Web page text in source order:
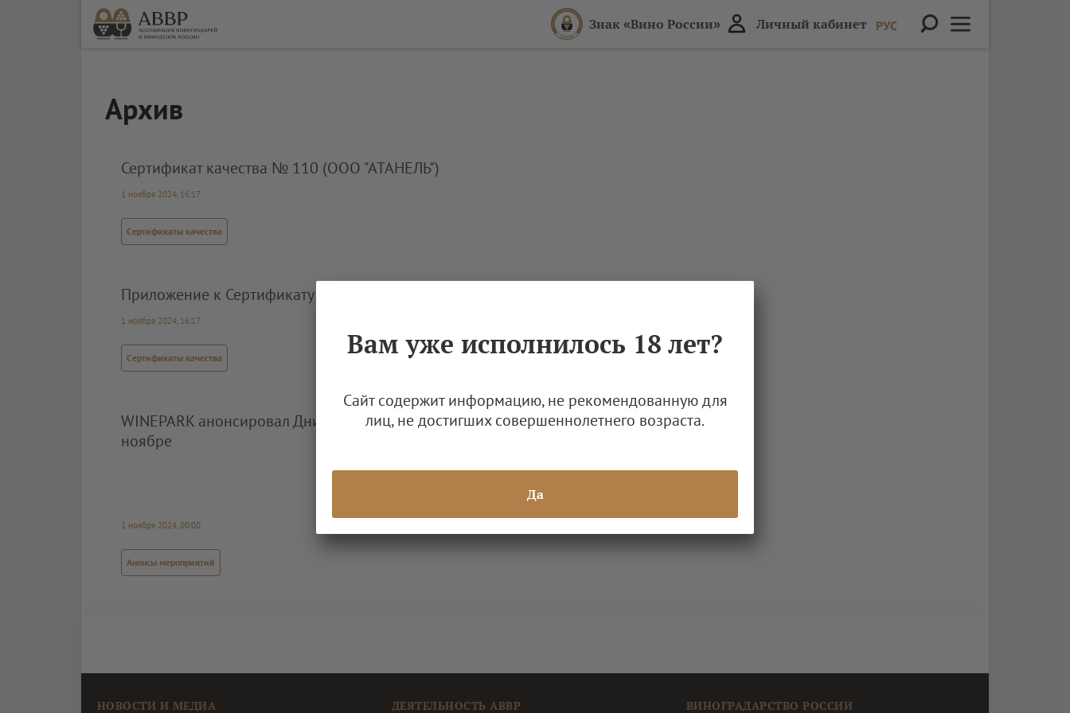
Знак «Вино России» Личный кабинет РУС
Архив
Сертификат качества № 110 (ООО "АТАНЕЛЬ")
1 ноября 2024, 16:17
Сертификаты качества
Приложение к Сертификату качества № 110 (ООО "АТАНЕЛЬ")
1 ноября 2024, 16:17
Сертификаты качества
WINEPARK анонсировал Дни российского виноделия в
ноябре
1 ноября 2024, 00:00
Анонсы мероприятий
НОВОСТИ И МЕДИА ДЕЯТЕЛЬНОСТЬ АВВР ВИНОГРАДАРСТВО РОССИИ
Вам уже исполнилось 18 лет?
Сайт содержит информацию, не рекомендованную для
лиц, не достигших совершеннолетнего возраста.
Да